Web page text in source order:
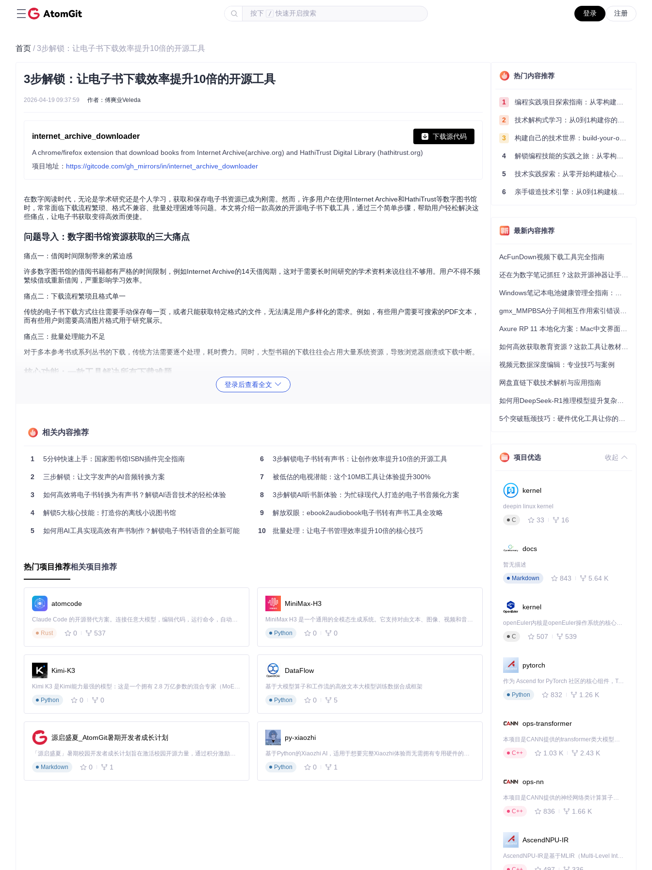
按下 / 快速开启搜索 登录 注册
首页 / 3步解锁：让电子书下载效率提升10倍的开源工具
3步解锁：让电子书下载效率提升10倍的开源工具
2026-04-19 09:37:59 作者：傅爽业Veleda
internet_archive_downloader 下载源代码
A chrome/firefox extension that download books from Internet Archive(archive.org) and HathiTrust Digital Library (hathitrust.org)
项目地址： https://gitcode.com/gh_mirrors/in/internet_archive_downloader
在数字阅读时代，无论是学术研究还是个人学习，获取和保存电子书资源已成为刚需。然而，许多用户在使用Internet Archive和HathiTrust等数字图书馆
时，常常面临下载流程繁琐、格式不兼容、批量处理困难等问题。本文将介绍一款高效的开源电子书下载工具，通过三个简单步骤，帮助用户轻松解决这
些痛点，让电子书获取变得高效而便捷。
问题导入：数字图书馆资源获取的三大痛点
痛点一：借阅时间限制带来的紧迫感
许多数字图书馆的借阅书籍都有严格的时间限制，例如Internet Archive的14天借阅期，这对于需要长时间研究的学术资料来说往往不够用。用户不得不频
繁续借或重新借阅，严重影响学习效率。
痛点二：下载流程繁琐且格式单一
传统的电子书下载方式往往需要手动保存每一页，或者只能获取特定格式的文件，无法满足用户多样化的需求。例如，有些用户需要可搜索的PDF文本，
而有些用户则需要高清图片格式用于研究展示。
痛点三：批量处理能力不足
对于多本参考书或系列丛书的下载，传统方法需要逐个处理，耗时费力。同时，大型书籍的下载往往会占用大量系统资源，导致浏览器崩溃或下载中断。
核心功能：一款工具解决所有下载难题
高效批量处理，节省时间成本
分章节的场景。
智能资源管理，优化用户体验
致的系统问题。
学生群体：高效获取学习资料
研究人员：构建个人数字图书馆
研究人员通常需要长期保存和管理大量学术文献。该工具支持自动归还书籍设置，确保在借阅期限内完成下载，同时保留文本可搜索功能，便于后续研究
对于普通读者，工具的高清图片模式非常适合制作个人珍藏本。例如，下载艺术画册时，选择高清图片格式可以保留画作的细节，带来更好的阅读体验。
同时，工具的低内存占用特性，使得即使是千页级的大型书籍也能流畅下载。
图2：HathiTrust数字图书馆的下载界面，左侧菜单清晰展示下载选项
进阶技巧：提升下载效率的实用方法
自定义配置优化
用户可以通过设置页面调整默认下载格式、文本嵌入质量和并行任务数量。例如，在网络状况良好时，可以增加并行任务数量加速下载；而在网络不稳定
时，则可以降低任务数量确保下载成功率。
快捷键操作提升效率
登录后查看全文
相关内容推荐
1 5分钟快速上手：国家图书馆ISBN插件完全指南
2 三步解锁：让文字发声的AI音频转换方案
3 如何高效将电子书转换为有声书？解锁AI语音技术的轻松体验
4 解锁5大核心技能：打造你的离线小说图书馆
5 如何用AI工具实现高效有声书制作？解锁电子书转语音的全新可能
6 3步解锁电子书转有声书：让创作效率提升10倍的开源工具
7 被低估的电视潜能：这个10MB工具让体验提升300%
8 3步解锁AI听书新体验：为忙碌现代人打造的电子书音频化方案
9 解放双眼：ebook2audiobook电子书转有声书工具全攻略
10 批量处理：让电子书管理效率提升10倍的核心技巧
热门项目推荐相关项目推荐
atomcode
Claude Code 的开源替代方案。连接任意大模型，编辑代码，运行命令，自动验证 — 全自动执行。用 Rust 构建，极致性能。 ｜ An open-source alternative to Claude Code. Connect any LLM, edit code, run commands, and verify changes — autonomously. Built in Rust for speed. Get Started
Rust
0 537
MiniMax-H3
MiniMax H3 是一个通用的全模态生成系统。它支持对由文本、图像、视频和音频组成的多模态上下文进行统一理解，并能生成分辨率高达 2K、时长可达 15 秒的带原生立体声音频的视频。得益于面向任务泛化的系统设计，H3 在预训练阶段就已具备广泛的多模态上下文理解与生成能力，能够出色地执行复杂的多模态指令。
Python
0 0
Kimi-K3
Kimi K3 是Kimi能力最强的模型：这是一个拥有 2.8 万亿参数的混合专家（MoE）模型，具备原生视觉理解能力，并支持 100 万 token 的上下文窗口。
Python
0 0
DataFlow
基于大模型算子和工作流的高效文本大模型训练数据合成框架
Python
0 5
源启盛夏_AtomGit暑期开发者成长计划
「源启盛夏」暑期校园开发者成长计划旨在激活校园开源力量，通过积分激励、认证扶持、资源倾斜等形式，引导高校组织和开发者完成「入驻 — 建项目 — 做贡献 — 获认证 — 得资源」的完整闭环。无论你是想带领社团入驻平台的组织者，还是希望用代码贡献证明自己的开发者，都能在这里找到属于你的成长路径。
Markdown
0 1
py-xiaozhi
基于Python的Xiaozhi AI，适用于想要完整Xiaozhi体验而无需拥有专用硬件的用户。
Python
0 1
热门内容推荐
1 编程实践项目探索指南：从零构建技术能力体系
2 技术解构式学习：从0到1构建你的编程知识体系
3 构建自己的技术世界：build-your-own-x项目的实践探索指南
4 解锁编程技能的实践之旅：从零构建你的技术世界
5 技术实践探索：从零开始构建核心系统的实践指南
6 亲手锻造技术引擎：从0到1构建核心系统的实践指南
最新内容推荐
AcFunDown视频下载工具完全指南
视频元数据深度编辑：专业技巧与案例
网盘直链下载技术解析与应用指南
项目优选 收起
kernel
deepin linux kernel
C
33 16
docs
暂无描述
Markdown
843 5.64 K
kernel
openEuler内核是openEuler操作系统的核心，既是系统性能与稳定性的基石，也是连接处理器、设备与服务的桥梁。
C
507 539
pytorch
作为 Ascend for PyTorch 社区的核心组件，TorchNPU 是昇腾专为 PyTorch 打造的深度学习适配插件，使 PyTorch 框架能够直接调用昇腾 NPU，为开发者提供昇腾 AI 处理器的超强算力。
Python
832 1.26 K
ops-transformer
本项目是CANN提供的transformer类大模型算子库，实现网络在NPU上加速计算。
C++
1.03 K 2.43 K
ops-nn
本项目是CANN提供的神经网络类计算算子库，实现网络在NPU上加速计算。
C++
836 1.66 K
AscendNPU-IR
AscendNPU-IR是基于MLIR（Multi-Level Intermediate Representation）构建的，面向昇腾亲和算子编译时使用的中间表示，提供昇腾完备表达能力，通过编译优化提升昇腾AI处理器计算效率，支持通过生态框架使能昇腾AI处理器与深度调优